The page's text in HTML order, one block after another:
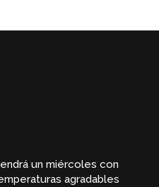
un miércoles con
agradables